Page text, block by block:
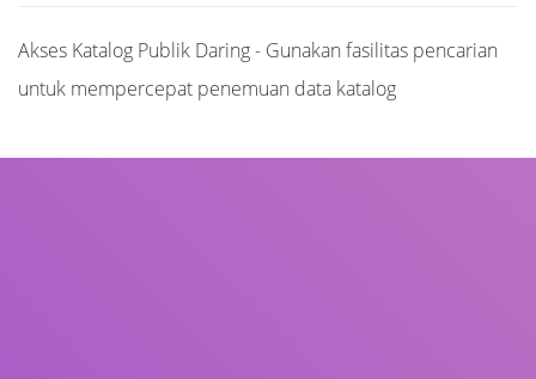
Akses Katalog Publik Daring - Gunakan fasilitas pencarian
untuk mempercepat penemuan data katalog